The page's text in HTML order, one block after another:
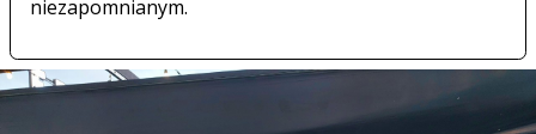
niezapomnianym.